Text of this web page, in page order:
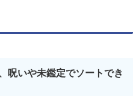
呪いや未鑑定でソートでき